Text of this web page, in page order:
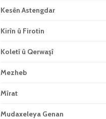
Kesên Astengdar
Kirîn û Firotin
Koletî û Qerwaşî
Mezheb
Mîrat
Mudaxeleya Genan